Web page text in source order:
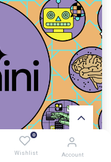
0
Wishlist Account